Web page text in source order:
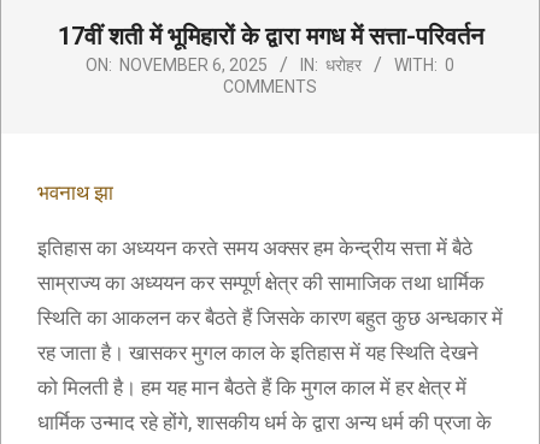
17वीं शती में भूमिहारों के द्वारा मगध में सत्ता-परिवर्तन
ON: NOVEMBER 6, 2025 IN: धरोहर WITH: 0
COMMENTS
भवनाथ झा
इतिहास का अध्ययन करते समय अक्सर हम केन्द्रीय सत्ता में बैठे
साम्राज्य का अध्ययन कर सम्पूर्ण क्षेत्र की सामाजिक तथा धार्मिक
स्थिति का आकलन कर बैठते हैं जिसके कारण बहुत कुछ अन्धकार में
रह जाता है। खासकर मुगल काल के इतिहास में यह स्थिति देखने
को मिलती है। हम यह मान बैठते हैं कि मुगल काल में हर क्षेत्र में
धार्मिक उन्माद रहे होंगे, शासकीय धर्म के द्वारा अन्य धर्म की प्रजा के